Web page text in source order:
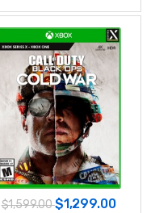
$1,599.00$1,299.00